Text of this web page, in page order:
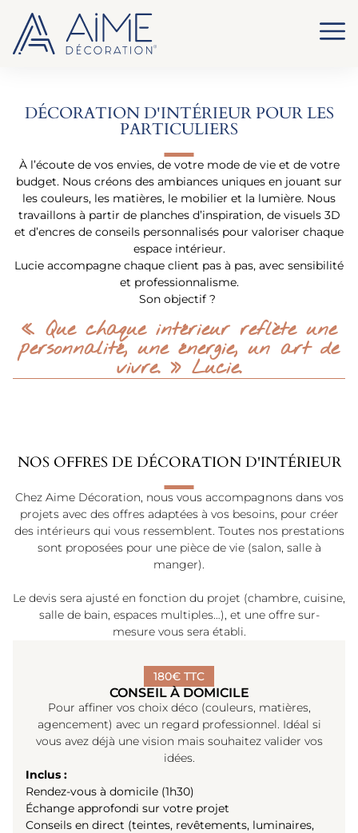
DÉCORATION D'INTÉRIEUR POUR LES
PARTICULIERS
À l’écoute de vos envies, de votre mode de vie et de votre
budget. Nous créons des ambiances uniques en jouant sur
les couleurs, les matières, le mobilier et la lumière. Nous
travaillons à partir de planches d’inspiration, de visuels 3D
et d’encres de conseils personnalisés pour valoriser chaque
espace intérieur.
Lucie accompagne chaque client pas à pas, avec sensibilité
et professionnalisme.
Son objectif ?
« Que chaque intérieur reflète une
personnalité, une énergie, un art de
vivre. » Lucie.
NOS OFFRES DE DÉCORATION D'INTÉRIEUR
Chez Aime Décoration, nous vous accompagnons dans vos
projets avec des offres adaptées à vos besoins, pour créer
des intérieurs qui vous ressemblent. Toutes nos prestations
sont proposées pour une pièce de vie (salon, salle à
manger).
Le devis sera ajusté en fonction du projet (chambre, cuisine,
salle de bain, espaces multiples…), et une offre sur-
mesure vous sera établi.
180€ TTC
CONSEIL À DOMICILE
Pour affiner vos choix déco (couleurs, matières,
agencement) avec un regard professionnel. Idéal si
vous avez déjà une vision mais souhaitez valider vos
idées.
Inclus :
Rendez-vous à domicile (1h30)
Échange approfondi sur votre projet
Conseils en direct (teintes, revêtements, luminaires,